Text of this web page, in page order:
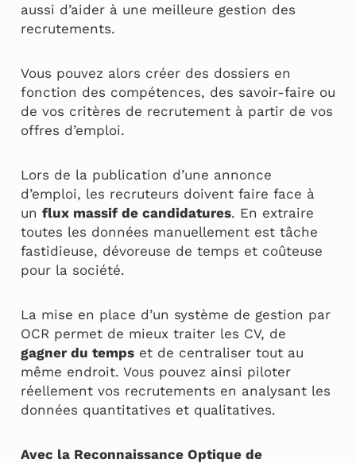
aussi d’aider à une meilleure gestion des
recrutements.
Vous pouvez alors créer des dossiers en
fonction des compétences, des savoir-faire ou
de vos critères de recrutement à partir de vos
offres d’emploi.
Lors de la publication d’une annonce
d’emploi, les recruteurs doivent faire face à
un flux massif de candidatures. En extraire
toutes les données manuellement est tâche
fastidieuse, dévoreuse de temps et coûteuse
pour la société.
La mise en place d’un système de gestion par
OCR permet de mieux traiter les CV, de
gagner du temps et de centraliser tout au
même endroit. Vous pouvez ainsi piloter
réellement vos recrutements en analysant les
données quantitatives et qualitatives.
Avec la Reconnaissance Optique de